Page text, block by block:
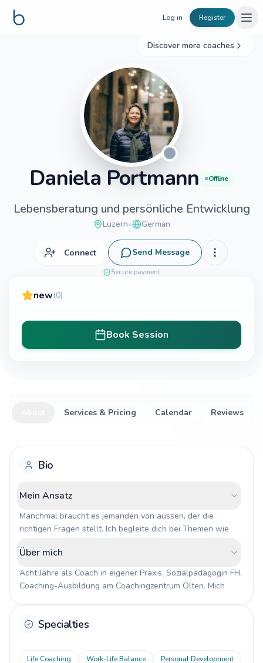
Skip to content
Log in Register
Discover more coaches
Daniela Portmann Offline
Lebensberatung und persönliche Entwicklung
Luzern• German
Connect Send Message
Secure payment
new(0)
Book Session
Services & Pricing Calendar Reviews
Bio
Mein Ansatz
Manchmal braucht es jemanden von aussen, der die
richtigen Fragen stellt. Ich begleite dich bei Themen wie
Weiterentwicklung. Offen, direkt, ohne Schnörkel. Mein
Coaching ist keine Wunderlösung, sondern ein Prozess, in
dem du Schritt für Schritt mehr Klarheit gewinnst.
Über mich
Acht Jahre als Coach in eigener Praxis. Sozialpädagogin FH,
Coaching-Ausbildung am Coachingzentrum Olten. Mich
gegeben hat und die Fähigkeit, auch bei schwierigen
Specialties
Life Coaching Work-Life Balance Personal Development